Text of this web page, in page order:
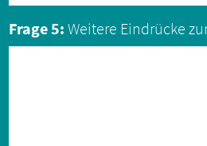
Frage 5:Weitere Eindrücke